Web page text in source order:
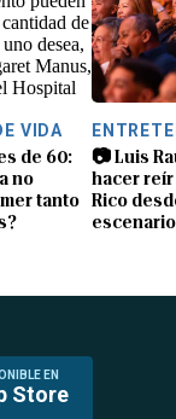
VIDA
de 60:
no
tanto
📷 Luis
hacer
Rico
escenario
EN
Store